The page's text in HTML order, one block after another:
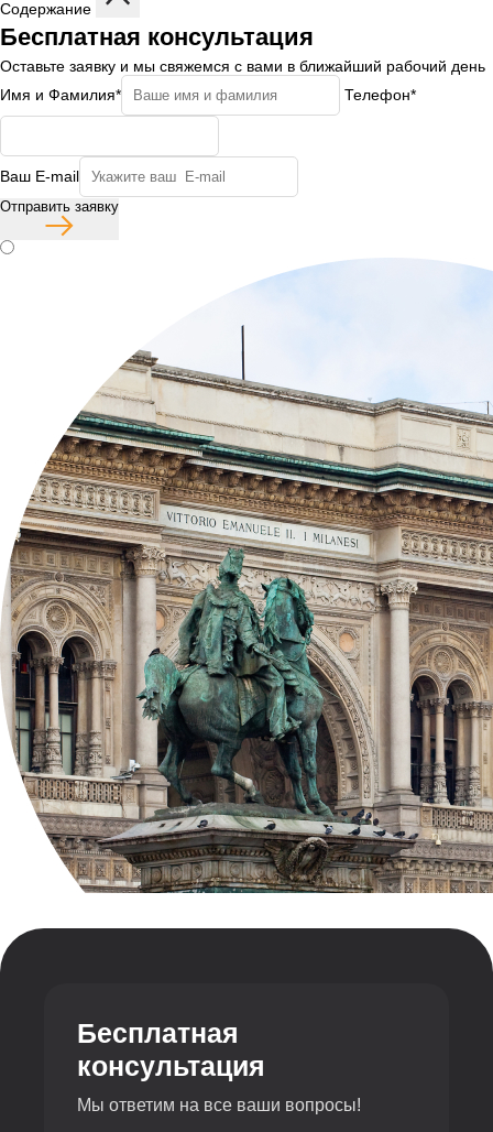
Содержание
Бесплатная консультация
Оставьте заявку и мы свяжемся с вами в ближайший рабочий день
Имя и Фамилия*
Телефон*
Ваш E-mail
Отправить заявку
Бесплатная
консультация
Мы ответим на все ваши вопросы!